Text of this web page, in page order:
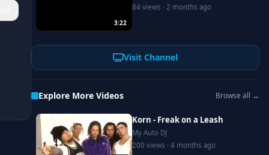
3:22
84 views · 2 months ago
Visit Channel
Explore More Videos Browse all →
Korn - Freak on a Leash
My Auto DJ
200 views · 4 months ago